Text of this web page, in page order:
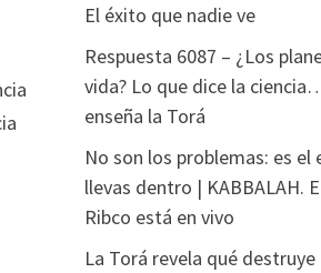
El éxito que nadie ve
Respuesta 6087 – ¿Los
vida? Lo que dice la
enseña la Torá
No son los problemas: es el
llevas dentro | KABBALAH.
Ribco está en vivo
La Torá revela qué